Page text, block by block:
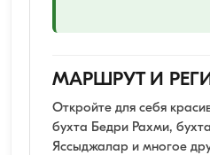
МАРШРУТ И
Откройте для себя
бухта Бедри Рахми,
Яссыджалар и многое